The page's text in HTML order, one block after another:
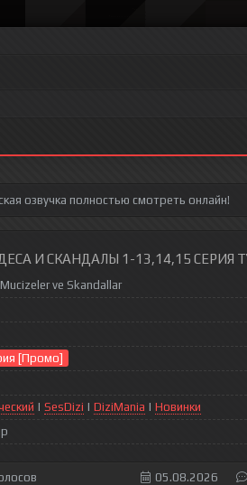
озвучка полностью смотреть онлайн!
И СКАНДАЛЫ 1-13,14,15 СЕРИЯ
ve Skandallar
[Промо]
| SesDizi | DiziMania | Новинки
05.08.2026